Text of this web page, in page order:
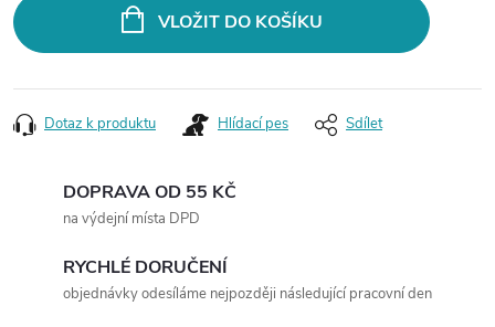
VLOŽIT DO KOŠÍKU
Dotaz k produktu Hlídací pes Sdílet
DOPRAVA OD 55 KČ
na výdejní místa DPD
RYCHLÉ DORUČENÍ
objednávky odesíláme nejpozději následující pracovní den